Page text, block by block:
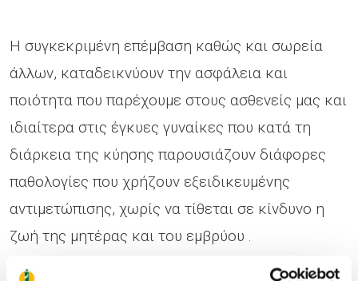
Η συγκεκριμένη επέμβαση καθώς και σωρεία
άλλων, καταδεικνύουν την ασφάλεια και
ποιότητα που παρέχουμε στους ασθενείς μας και
ιδιαίτερα στις έγκυες γυναίκες που κατά τη
διάρκεια της κύησης παρουσιάζουν διάφορες
παθολογίες που χρήζουν εξειδικευμένης
αντιμετώπισης, χωρίς να τίθεται σε κίνδυνο η
ζωή της μητέρας και του εμβρύου .